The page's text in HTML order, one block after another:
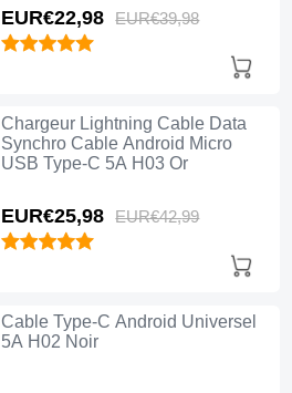
EUR€22,98 EUR€39,98
Chargeur Lightning Cable Data
Synchro Cable Android Micro
USB Type-C 5A H03 Or
EUR€25,98 EUR€42,99
Cable Type-C Android Universel
5A H02 Noir